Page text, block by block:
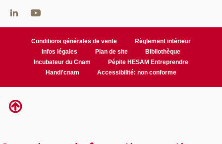
Conditions générales de vente
Règlement intérieur
Infos légales
Plan de site
Bibliothèque
Incubateur du Cnam
Pépite HESAM Entreprendre
Handi'cnam
Accessibilité: non conforme